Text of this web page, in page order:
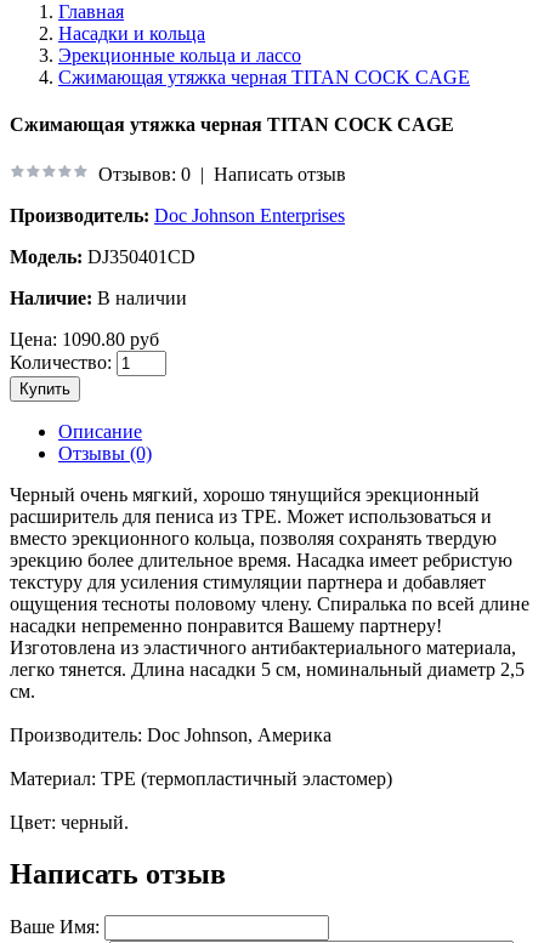
Главная
Насадки и кольца
Эрекционные кольца и лассо
Сжимающая утяжка черная TITAN COCK CAGE
Сжимающая утяжка черная TITAN COCK CAGE
Отзывов: 0 | Написать отзыв
Производитель: Doc Johnson Enterprises
Модель: DJ350401CD
Наличие: В наличии
Цена: 1090.80 руб
Количество:
Купить
Описание
Отзывы (0)
Черный очень мягкий, хорошо тянущийся эрекционный
расширитель для пениса из TPE. Может использоваться и
вместо эрекционного кольца, позволяя сохранять твердую
эрекцию более длительное время. Насадка имеет ребристую
текстуру для усиления стимуляции партнера и добавляет
ощущения тесноты половому члену. Спиралька по всей длине
насадки непременно понравится Вашему партнеру!
Изготовлена из эластичного антибактериального материала,
легко тянется. Длина насадки 5 см, номинальный диаметр 2,5
см.
Производитель: Doc Johnson, Америка
Материал: TPE (термопластичный эластомер)
Цвет: черный.
Написать отзыв
Ваше Имя: